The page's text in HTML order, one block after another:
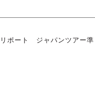
ポート ジャパンツアー準